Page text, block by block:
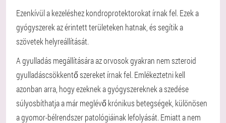
Ezenkívül a kezeléshez kondroprotektorokat írnak fel. Ezek a
gyógyszerek az érintett területeken hatnak, és segítik a
szövetek helyreállítását.
A gyulladás megállítására az orvosok gyakran nem szteroid
gyulladáscsökkentő szereket írnak fel. Emlékeztetni kell
azonban arra, hogy ezeknek a gyógyszereknek a szedése
súlyosbíthatja a már meglévő krónikus betegségek, különösen
a gyomor-bélrendszer patológiáinak lefolyását. Emiatt a nem